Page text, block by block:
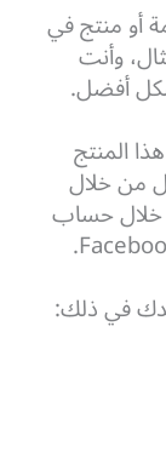
أو منتج في
وأنت
أفضل.
المنتج
من خلال
حساب
في ذلك: